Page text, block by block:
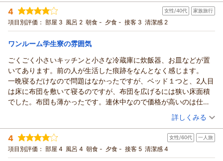
だけますので、大抵の食品は調理可能かと思われますが、ぺん
ちゃん様のお役に立てたようで嬉しい限りでございます。
またのお越しを心よりお待ちしております。
投稿者： ゆっきーさん(男性/60代)
宿泊プラン： チェックイン21:00まで限定【喫煙】★セミダブル2名様までプ
ラン★
セミダブル 食事なし
宿泊価格帯： 10,001～11,000円(大人一人あたり/税込)
この度は当館にご宿泊いただき誠にありがとうございます。
また、室内の清潔感を評価いただき嬉しい限りでございます。
ぜひまたの機会はお連れ様といらしてください。
ゆっきー様のお越しを心よりお待ちしております。
（返信日：2025/12/05）
4 女性/40代 家族旅行
項目別評価： 部屋 3 風呂 2 朝食 - 夕食 - 接客 3 清潔感 2
ワンルーム学生寮の雰囲気
ごくごく小さいキッチンと小さな冷蔵庫に炊飯器、お皿などが置
いてあります。前の人が生活した痕跡をなんとなく感じます。
一晩寝るだけなので問題はなかったですが、ベッド１つと、2人目
は床に布団を敷いて寝るのですが、布団を広げるには狭い床面積
でした。布団も薄かったです。連休中なので価格が高いのは仕方
（投稿日：2025/11/04）
宿泊時期： 2025年11月宿泊 (家族旅行)
投稿者： Peaceさん
宿泊プラン： チェックイン21:00まで限定【禁煙】★ベット+和式布団で２名
様までプラン★
シングル 食事なし
詳しくみる
4 女性/60代 一人旅
項目別評価： 部屋 4 風呂 4 朝食 - 夕食 - 接客 5 清潔感 4